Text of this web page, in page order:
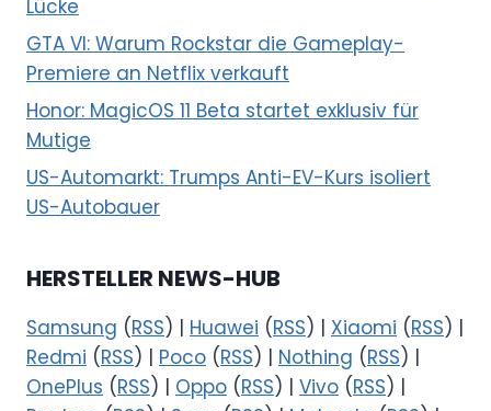
Lücke
GTA VI: Warum Rockstar die Gameplay-
Premiere an Netflix verkauft
Honor: MagicOS 11 Beta startet exklusiv für
Mutige
US-Automarkt: Trumps Anti-EV-Kurs isoliert
US-Autobauer
HERSTELLER NEWS-HUB
Samsung (RSS) | Huawei (RSS) | Xiaomi (RSS) |
Redmi (RSS) | Poco (RSS) | Nothing (RSS) |
OnePlus (RSS) | Oppo (RSS) | Vivo (RSS) |